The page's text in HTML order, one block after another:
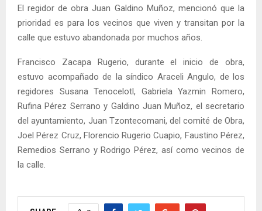
El regidor de obra Juan Galdino Muñoz, mencionó que la
prioridad es para los vecinos que viven y transitan por la
calle que estuvo abandonada por muchos años.
Francisco Zacapa Rugerio, durante el inicio de obra,
estuvo acompañado de la síndico Araceli Angulo, de los
regidores Susana Tenocelotl, Gabriela Yazmin Romero,
Rufina Pérez Serrano y Galdino Juan Muñoz, el secretario
del ayuntamiento, Juan Tzontecomani, del comité de Obra,
Joel Pérez Cruz, Florencio Rugerio Cuapio, Faustino Pérez,
Remedios Serrano y Rodrigo Pérez, así como vecinos de
la calle.